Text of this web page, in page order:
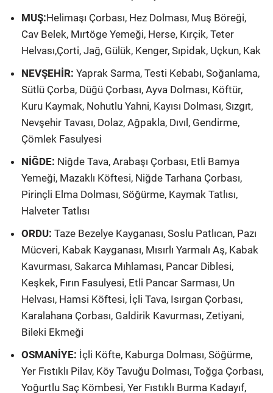
MUŞ:Helimaşı Çorbası, Hez Dolması, Muş Böreği,
Cav Belek, Mırtöge Yemeği, Herse, Kırçik, Teter
Helvası,Çorti, Jağ, Gülük, Kenger, Sıpidak, Uçkun, Kak
NEVŞEHİR: Yaprak Sarma, Testi Kebabı, Soğanlama,
Sütlü Çorba, Düğü Çorbası, Ayva Dolması, Köftür,
Kuru Kaymak, Nohutlu Yahni, Kayısı Dolması, Sızgıt,
Nevşehir Tavası, Dolaz, Ağpakla, Dıvıl, Gendirme,
Çömlek Fasulyesi
NİĞDE: Niğde Tava, Arabaşı Çorbası, Etli Bamya
Yemeği, Mazaklı Köftesi, Niğde Tarhana Çorbası,
Pirinçli Elma Dolması, Söğürme, Kaymak Tatlısı,
Halveter Tatlısı
ORDU: Taze Bezelye Kayganası, Soslu Patlıcan, Pazı
Mücveri, Kabak Kayganası, Mısırlı Yarmalı Aş, Kabak
Kavurması, Sakarca Mıhlaması, Pancar Diblesi,
Keşkek, Fırın Fasulyesi, Etli Pancar Sarması, Un
Helvası, Hamsi Köftesi, İçli Tava, Isırgan Çorbası,
Karalahana Çorbası, Galdirik Kavurması, Zetiyani,
Bileki Ekmeği
OSMANİYE: İçli Köfte, Kaburga Dolması, Söğürme,
Yer Fıstıklı Pilav, Köy Tavuğu Dolması, Toğga Çorbası,
Yoğurtlu Saç Kömbesi, Yer Fıstıklı Burma Kadayıf,